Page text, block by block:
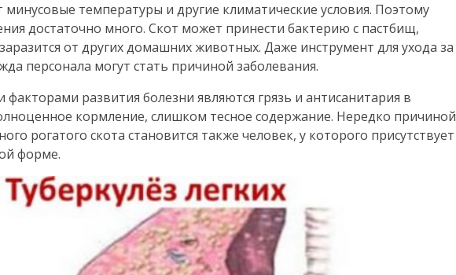
температуры и другие климатические условия. Поэтому
достаточно много. Скот может принести бактерию с пастбищ,
от других домашних животных. Даже инструмент для ухода за
персонала могут стать причиной заболевания.
развития болезни являются грязь и антисанитария в
кормление, слишком тесное содержание. Нередко причиной
рогатого скота становится также человек, у которого присутствует
форме.